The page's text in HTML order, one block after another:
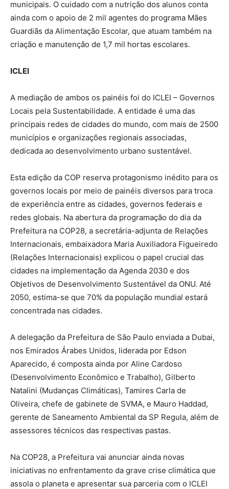
municipais. O cuidado com a nutrição dos alunos conta
ainda com o apoio de 2 mil agentes do programa Mães
Guardiãs da Alimentação Escolar, que atuam também na
criação e manutenção de 1,7 mil hortas escolares.
ICLEI
A mediação de ambos os painéis foi do ICLEI – Governos
Locais pela Sustentabilidade. A entidade é uma das
principais redes de cidades do mundo, com mais de 2500
municípios e organizações regionais associadas,
dedicada ao desenvolvimento urbano sustentável.
Esta edição da COP reserva protagonismo inédito para os
governos locais por meio de painéis diversos para troca
de experiência entre as cidades, governos federais e
redes globais. Na abertura da programação do dia da
Prefeitura na COP28, a secretária-adjunta de Relações
Internacionais, embaixadora Maria Auxiliadora Figueiredo
(Relações Internacionais) explicou o papel crucial das
cidades na implementação da Agenda 2030 e dos
Objetivos de Desenvolvimento Sustentável da ONU. Até
2050, estima-se que 70% da população mundial estará
concentrada nas cidades.
A delegação da Prefeitura de São Paulo enviada a Dubai,
nos Emirados Árabes Unidos, liderada por Edson
Aparecido, é composta ainda por Aline Cardoso
(Desenvolvimento Econômico e Trabalho), Gilberto
Natalini (Mudanças Climáticas), Tamires Carla de
Oliveira, chefe de gabinete de SVMA, e Mauro Haddad,
gerente de Saneamento Ambiental da SP Regula, além de
assessores técnicos das respectivas pastas.
Na COP28, a Prefeitura vai anunciar ainda novas
iniciativas no enfrentamento da grave crise climática que
assola o planeta e apresentar sua parceria com o ICLEI